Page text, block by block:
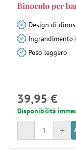
Binocolo per
Design di
Ingrandimento
Peso leggero
39,95 €
Disponibilità
+
-